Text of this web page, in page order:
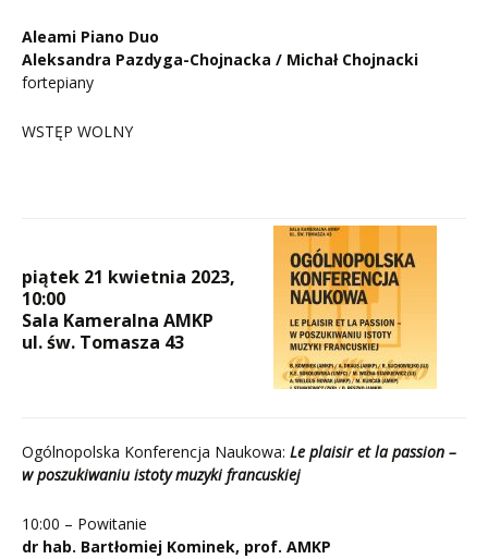
Aleami Piano Duo
Aleksandra Pazdyga-Chojnacka / Michał Chojnacki
fortepiany
WSTĘP WOLNY
piątek 21 kwietnia 2023,
10:00
Sala Kameralna AMKP
ul. św. Tomasza 43
Ogólnopolska Konferencja Naukowa: Le plaisir et la passion –
w poszukiwaniu istoty muzyki francuskiej
10:00 – Powitanie
dr hab. Bartłomiej Kominek, prof. AMKP